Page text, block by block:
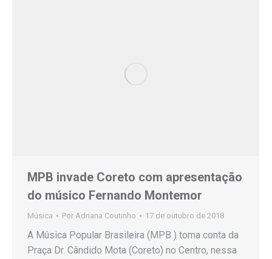
MPB invade Coreto com apresentação
do músico Fernando Montemor
Música Por Adriana Coutinho 17 de outubro de 2018
A Música Popular Brasileira (MPB ) toma conta da
Praça Dr. Cândido Mota (Coreto) no Centro, nessa